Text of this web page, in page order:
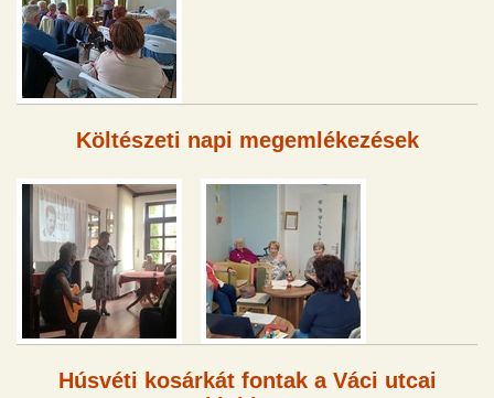
Költészeti napi megemlékezések
Húsvéti kosárkát fontak a Váci utcai